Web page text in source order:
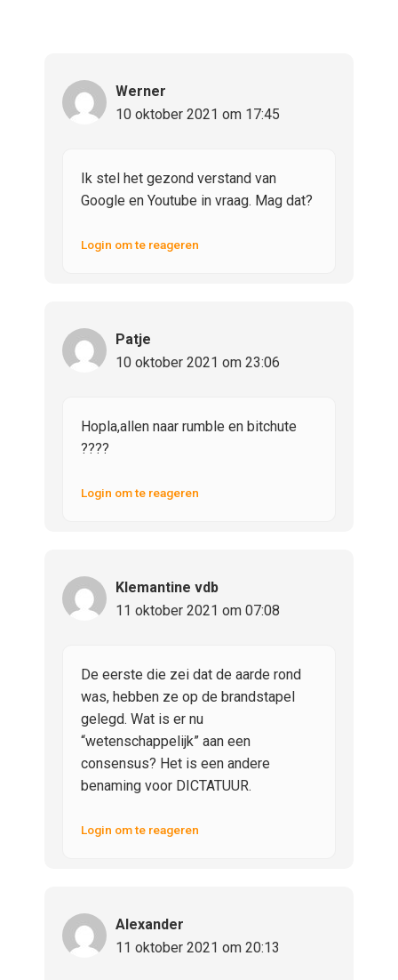
Werner
10 oktober 2021 om 17:45
Ik stel het gezond verstand van
Google en Youtube in vraag. Mag dat?
Login om te reageren
Patje
10 oktober 2021 om 23:06
Hopla,allen naar rumble en bitchute
????
Login om te reageren
Klemantine vdb
11 oktober 2021 om 07:08
De eerste die zei dat de aarde rond
was, hebben ze op de brandstapel
gelegd. Wat is er nu
“wetenschappelijk” aan een
consensus? Het is een andere
benaming voor DICTATUUR.
Login om te reageren
Alexander
11 oktober 2021 om 20:13